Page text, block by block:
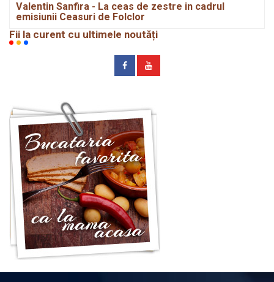
Valentin Sanfira - La ceas de zestre in cadrul
emisiunii Ceasuri de Folclor
Fii la curent cu ultimele noutăți